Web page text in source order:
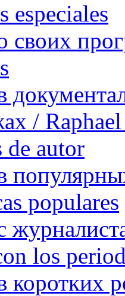
especiales
своих
/
de autor
populares
los
коротких